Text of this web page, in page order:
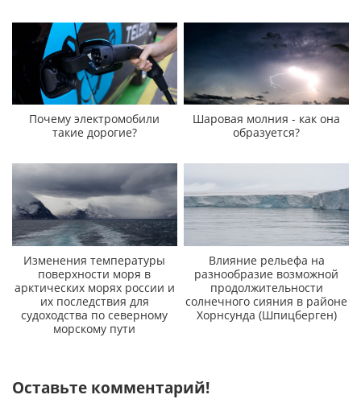
Почему электромобили
такие дорогие?
Шаровая молния - как она
образуется?
Изменения температуры
поверхности моря в
арктических морях россии и
их последствия для
судоходства по северному
морскому пути
Влияние рельефа на
разнообразие возможной
продолжительности
солнечного сияния в районе
Хорнсунда (Шпицберген)
Оставьте комментарий!